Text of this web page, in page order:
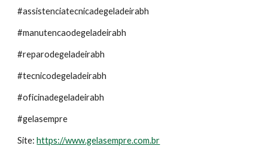
#assistenciatecnicadegeladeirabh
#manutencaodegeladeirabh
#reparodegeladeirabh
#tecnicodegeladeirabh
#oficinadegeladeirabh
#gelasempre
Site:https://www.gelasempre.com.br